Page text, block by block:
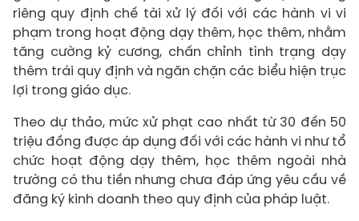
riêng quy định chế tài xử lý đối với các hành vi vi
phạm trong hoạt động dạy thêm, học thêm, nhằm
tăng cường kỷ cương, chấn chỉnh tình trạng dạy
thêm trái quy định và ngăn chặn các biểu hiện trục
lợi trong giáo dục.
Theo dự thảo, mức xử phạt cao nhất từ 30 đến 50
triệu đồng được áp dụng đối với các hành vi như tổ
chức hoạt động dạy thêm, học thêm ngoài nhà
trường có thu tiền nhưng chưa đáp ứng yêu cầu về
đăng ký kinh doanh theo quy định của pháp luật.